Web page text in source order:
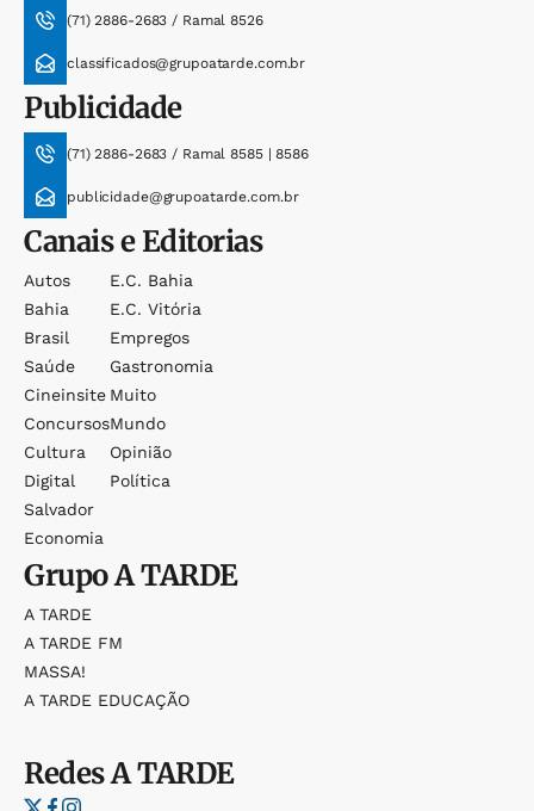
(71) 2886-2683 / Ramal 8526
classificados@grupoatarde.com.br
Publicidade
(71) 2886-2683 / Ramal 8585 | 8586
publicidade@grupoatarde.com.br
Canais e Editorias
Autos
Bahia
Brasil
Saúde
Cineinsite
Concursos
Cultura
Digital
Salvador
Economia
E.c. Bahia
E.c. Vitória
Empregos
Gastronomia
Muito
Mundo
Opinião
Política
GrupoA TARDE
A TARDE
A TARDE FM
MASSA!
A TARDE EDUCAÇÃO
RedesA TARDE